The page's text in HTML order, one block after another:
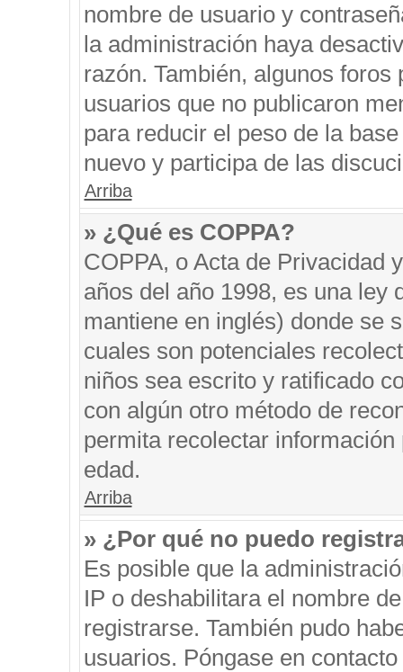
nombre de usuario y
la administración haya
razón. También, algunos
usuarios que no publicaron
para reducir el peso de la
nuevo y participa de las
Arriba
» ¿Qué es COPPA?
COPPA, o Acta de Privacidad
años del año 1998, es una ley
mantiene en inglés) donde se
cuales son potenciales
niños sea escrito y ratificado
con algún otro método de
permita recolectar
edad.
Arriba
» ¿Por qué no puedo
Es posible que la
IP o deshabilitara el nombre
registrarse. También pudo
usuarios. Póngase en